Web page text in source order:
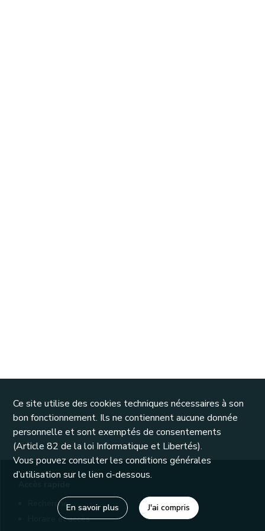
Recherche
Horaire et accès
Ce site utilise des cookies techniques nécessaires à son
bon fonctionnement. Ils ne contiennent aucune donnée
personnelle et sont exemptés de consentements
(Article 82 de la loi Informatique et Libertés).
Vous pouvez consulter les conditions générales
d’utilisation sur le lien ci-dessous.
En savoir plus J'ai compris